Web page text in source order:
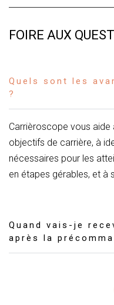
FOIRE AUX
Quels sont les
?
Carrièroscope vous aide
objectifs de carrière, à
nécessaires pour les
en étapes gérables, et à
Quand vais-je
après la